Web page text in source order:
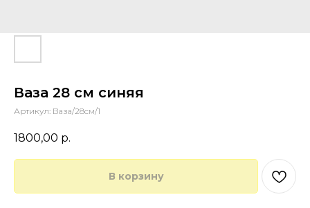
Ваза 28 см синяя
Артикул: Ваза/28см/1
1800,00 р.
В корзину